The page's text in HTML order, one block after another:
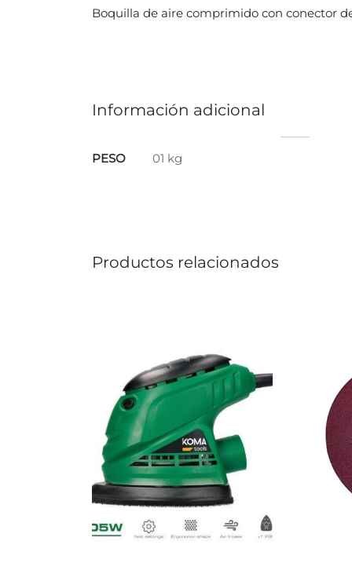
Boquilla de aire comprimido con conector
Información adicional
PESO 01 kg
Productos relacionados